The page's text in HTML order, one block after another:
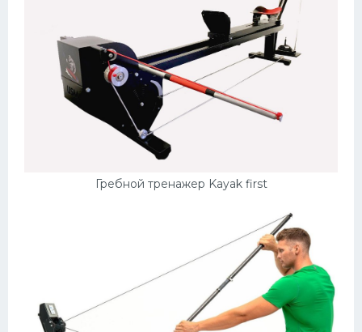
Гребной тренажер Kayak first